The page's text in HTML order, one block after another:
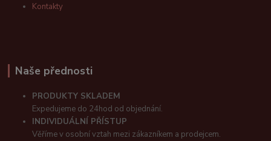
Kontakty
Naše přednosti
PRODUKTY SKLADEM
Expedujeme do 24hod od objednání.
INDIVIDUÁLNÍ PŘÍSTUP
Věříme v osobní vztah mezi zákazníkem a prodejcem.